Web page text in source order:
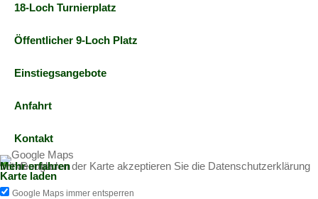
18-Loch Turnierplatz
Öffentlicher 9-Loch Platz
Einstiegsangebote
Anfahrt
Kontakt
Mit dem Laden der Karte akzeptieren Sie die Datenschutzerklärung von Google.
Mehr erfahren
Karte laden
Google Maps immer entsperren